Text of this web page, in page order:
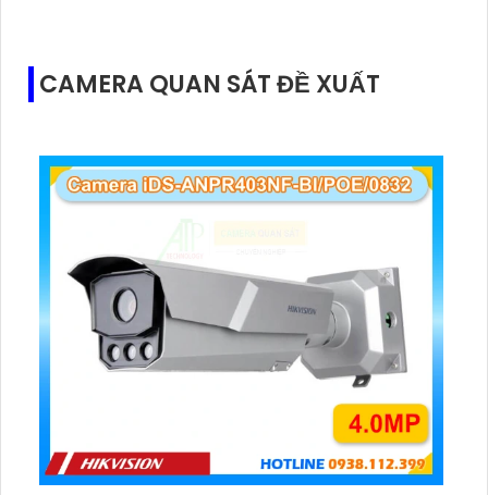
rõ nét. Cảm biến CMOS trung thực cho phép
camera thu hình ảnh màu sắc đẹp hơn. Điều này
một cách tốt nhất với khả năng nhìn rõ hồng ngoại
lên đến 40 mét.
CAMERA QUAN SÁT ĐỀ XUẤT